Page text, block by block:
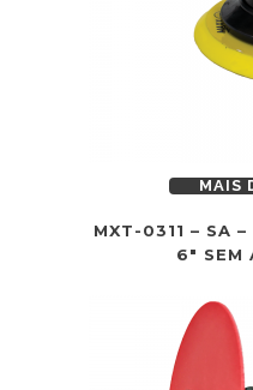
MAIS
MXT-0311 – SA
6″ SEM